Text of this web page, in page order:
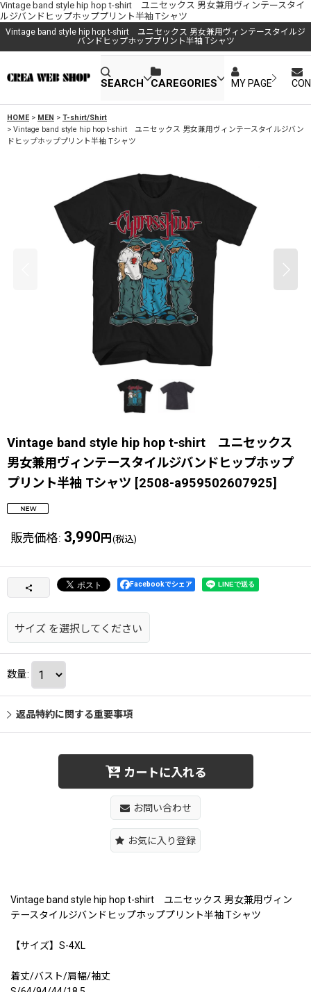
Vintage band style hip hop t-shirt ユニセックス 男女兼用ヴィンテースタイ
ルジバンドヒップホッププリント半袖 Tシャツ
Vintage band style hip hop t-shirt ユニセックス 男女兼用ヴィンテースタイルジ
バンドヒップホッププリント半袖 Tシャツ
SEARCH CAREGORIES MY PAGE
HOME > MEN > T-shirt/Shirt
> Vintage band style hip hop t-shirt ユニセックス 男女兼用ヴィンテースタイルジバン
ドヒップホッププリント半袖 Tシャツ
Vintage band style hip hop t-shirt ユニセックス
男女兼用ヴィンテースタイルジバンドヒップホップ
プリント半袖 Tシャツ [2508-a959502607925]
販売価格: 3,990 円 (税込)
Facebookでシェア
サイズ を選択してください
数量:
返品特約に関する重要事項
カートに入れる
お問い合わせ
お気に入り登録
Vintage band style hip hop t-shirt ユニセックス 男女兼用ヴィン
テースタイルジバンドヒップホッププリント半袖 Tシャツ
【サイズ】S-4XL
着丈/バスト/肩幅/袖丈